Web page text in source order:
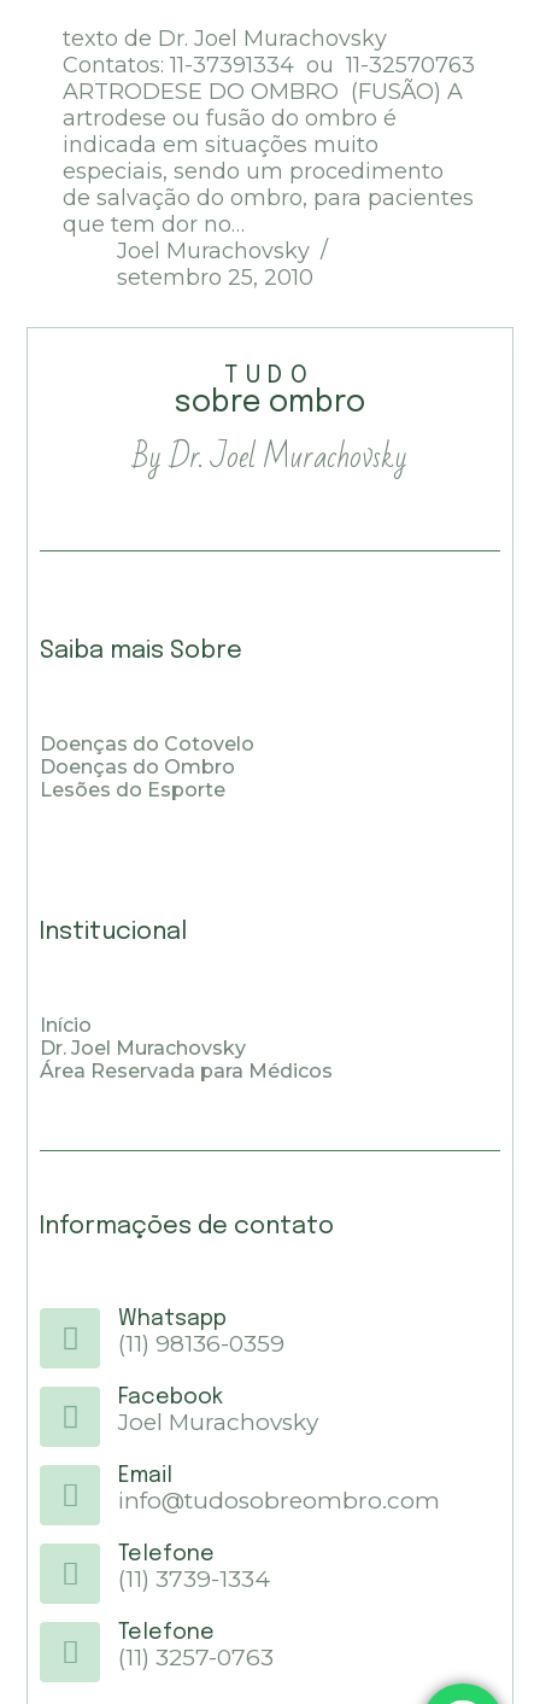
texto de Dr. Joel Murachovsky
Contatos: 11-37391334 ou 11-32570763
ARTRODESE DO OMBRO (FUSÃO) A
artrodese ou fusão do ombro é
indicada em situações muito
especiais, sendo um procedimento
de salvação do ombro, para pacientes
que tem dor no…
Joel Murachovsky
setembro 25, 2010
TUDO
sobre ombro
By Dr. Joel Murachovsky
Saiba mais Sobre
Doenças do Cotovelo
Doenças do Ombro
Lesões do Esporte
Institucional
Início
Dr. Joel Murachovsky
Área Reservada para Médicos
Informações de contato
Whatsapp
(11) 98136-0359
Facebook
Joel Murachovsky
Email
info@tudosobreombro.com
Telefone
(11) 3739-1334
Telefone
(11) 3257-0763